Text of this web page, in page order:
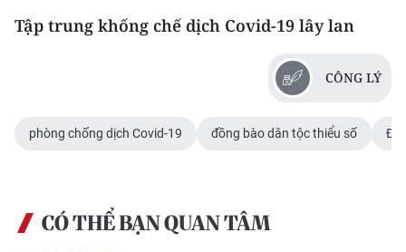
Tập trung khống chế dịch Covid-19 lây lan
CÔNG LÝ
phòng chống dịch Covid-19 đồng bào dân tộc thiểu số
CÓ THỂ BẠN QUAN TÂM